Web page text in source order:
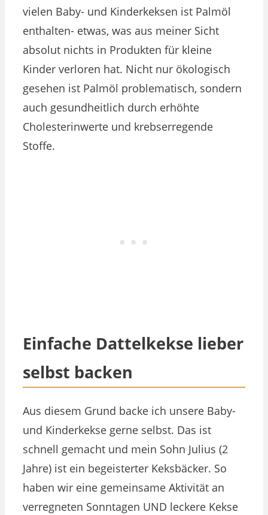
vielen Baby- und Kinderkeksen ist Palmöl
enthalten- etwas, was aus meiner Sicht
absolut nichts in Produkten für kleine
Kinder verloren hat. Nicht nur ökologisch
gesehen ist Palmöl problematisch, sondern
auch gesundheitlich durch erhöhte
Cholesterinwerte und krebserregende
Stoffe.
Einfache Dattelkekse lieber
selbst backen
Aus diesem Grund backe ich unsere Baby-
und Kinderkekse gerne selbst. Das ist
schnell gemacht und mein Sohn Julius (2
Jahre) ist ein begeisterter Keksbäcker. So
haben wir eine gemeinsame Aktivität an
verregneten Sonntagen UND leckere Kekse